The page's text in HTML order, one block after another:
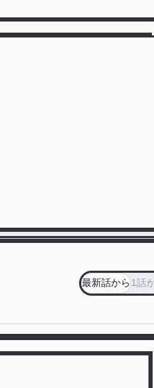
最新話から1話